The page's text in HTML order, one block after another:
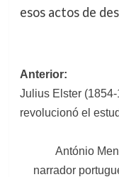
esos actos de
de
Anterior:
Julius Elster
revolucionó el
António
narrador